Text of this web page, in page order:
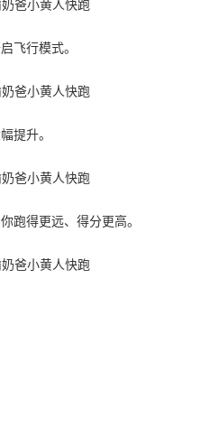
飞行模式。
提升。
跑得更远、得分更高。